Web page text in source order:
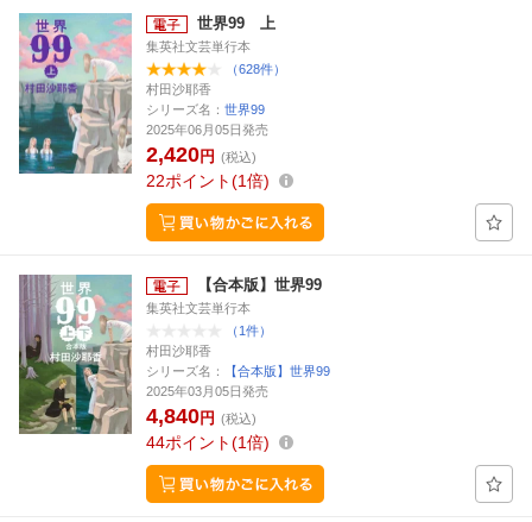
世界99 上
集英社文芸単行本
（628件）
村田沙耶香
シリーズ名： 世界99
2025年06月05日発売
2,420円 (税込)
22ポイント 1倍
【合本版】世界99
集英社文芸単行本
（1件）
村田沙耶香
シリーズ名：
【合本版】世界99
2025年03月05日発売
4,840円 (税込)
44ポイント 1倍